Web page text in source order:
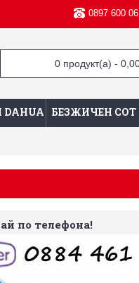
0897 600
0 продукт(а) -
БЕЗЖИЧЕН СОТ
по телефона!